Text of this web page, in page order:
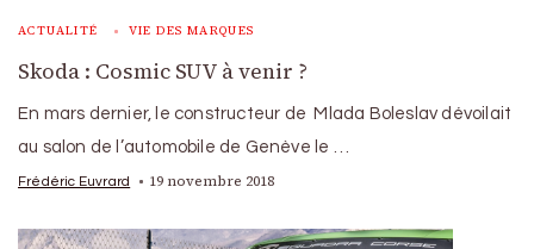
ACTUALITÉ VIE DES MARQUES
Skoda : Cosmic SUV à venir ?
En mars dernier, le constructeur de Mlada Boleslav dévoilait
au salon de l’automobile de Genève le …
Frédéric Euvrard 19 novembre 2018